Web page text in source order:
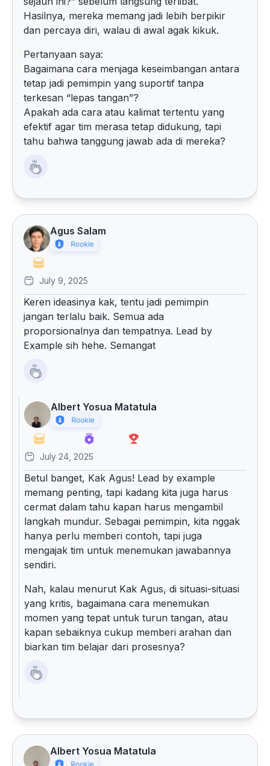
Hasilnya, mereka memang jadi lebih berpikir
dan percaya diri, walau di awal agak kikuk.
Pertanyaan saya:
Bagaimana cara menjaga keseimbangan antara
tetap jadi pemimpin yang suportif tanpa
terkesan “lepas tangan”?
Apakah ada cara atau kalimat tertentu yang
efektif agar tim merasa tetap didukung, tapi
tahu bahwa tanggung jawab ada di mereka?
Agus Salam
July 9, 2025
Keren ideasinya kak, tentu jadi pemimpin
jangan terlalu baik. Semua ada
proporsionalnya dan tempatnya. Lead by
Example sih hehe. Semangat
Albert Yosua Matatula
July 24, 2025
Betul banget, Kak Agus! Lead by example
memang penting, tapi kadang kita juga harus
cermat dalam tahu kapan harus mengambil
langkah mundur. Sebagai pemimpin, kita nggak
hanya perlu memberi contoh, tapi juga
mengajak tim untuk menemukan jawabannya
sendiri.
Nah, kalau menurut Kak Agus, di situasi-situasi
yang kritis, bagaimana cara menemukan
momen yang tepat untuk turun tangan, atau
kapan sebaiknya cukup memberi arahan dan
biarkan tim belajar dari prosesnya?
Albert Yosua Matatula